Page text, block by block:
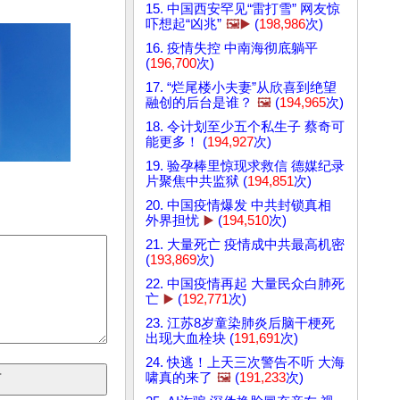
15. 中国西安罕见“雷打雪” 网友惊
吓想起“凶兆” 🖼️▶️ (198,986次)
16. 疫情失控 中南海彻底躺平
(196,700次)
17. “烂尾楼小夫妻”从欣喜到绝望
融创的后台是谁？ 🖼️ (194,965次)
18. 令计划至少五个私生子 蔡奇可
能更多！ (194,927次)
19. 验孕棒里惊现求救信 德媒纪录
片聚焦中共监狱 (194,851次)
20. 中国疫情爆发 中共封锁真相
外界担忧 ▶️ (194,510次)
21. 大量死亡 疫情成中共最高机密
(193,869次)
22. 中国疫情再起 大量民众白肺死
亡 ▶️ (192,771次)
23. 江苏8岁童染肺炎后脑干梗死
出现大血栓块 (191,691次)
24. 快逃！上天三次警告不听 大海
啸真的来了 🖼️ (191,233次)